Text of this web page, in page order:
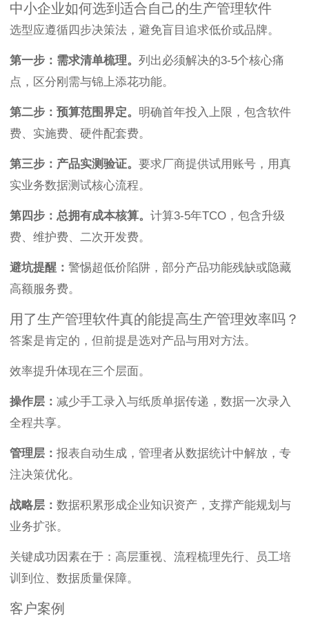
中小企业如何选到适合自己的生产管理软件
选型应遵循四步决策法，避免盲目追求低价或品牌。
第一步：需求清单梳理。 列出必须解决的3-5个核心痛
点，区分刚需与锦上添花功能。
第二步：预算范围界定。 明确首年投入上限，包含软件
费、实施费、硬件配套费。
第三步：产品实测验证。 要求厂商提供试用账号，用真
实业务数据测试核心流程。
第四步：总拥有成本核算。 计算3-5年TCO，包含升级
费、维护费、二次开发费。
避坑提醒： 警惕超低价陷阱，部分产品功能残缺或隐藏
高额服务费。
用了生产管理软件真的能提高生产管理效率吗？
答案是肯定的，但前提是选对产品与用对方法。
效率提升体现在三个层面。
操作层： 减少手工录入与纸质单据传递，数据一次录入
全程共享。
管理层： 报表自动生成，管理者从数据统计中解放，专
注决策优化。
战略层： 数据积累形成企业知识资产，支撑产能规划与
业务扩张。
关键成功因素在于：高层重视、流程梳理先行、员工培
训到位、数据质量保障。
客户案例